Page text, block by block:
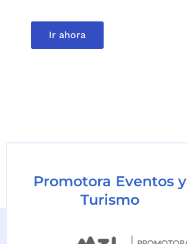
Ir ahora
Promotora Eventos y
Turismo